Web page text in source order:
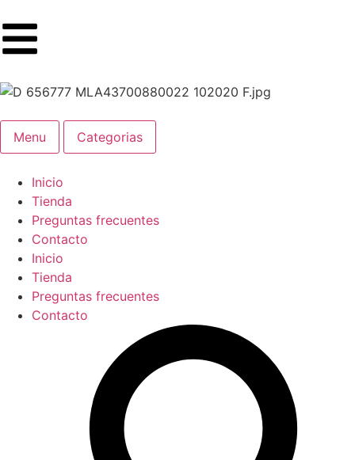
Menu Categorias
Inicio
Tienda
Preguntas frecuentes
Contacto
Inicio
Tienda
Preguntas frecuentes
Contacto